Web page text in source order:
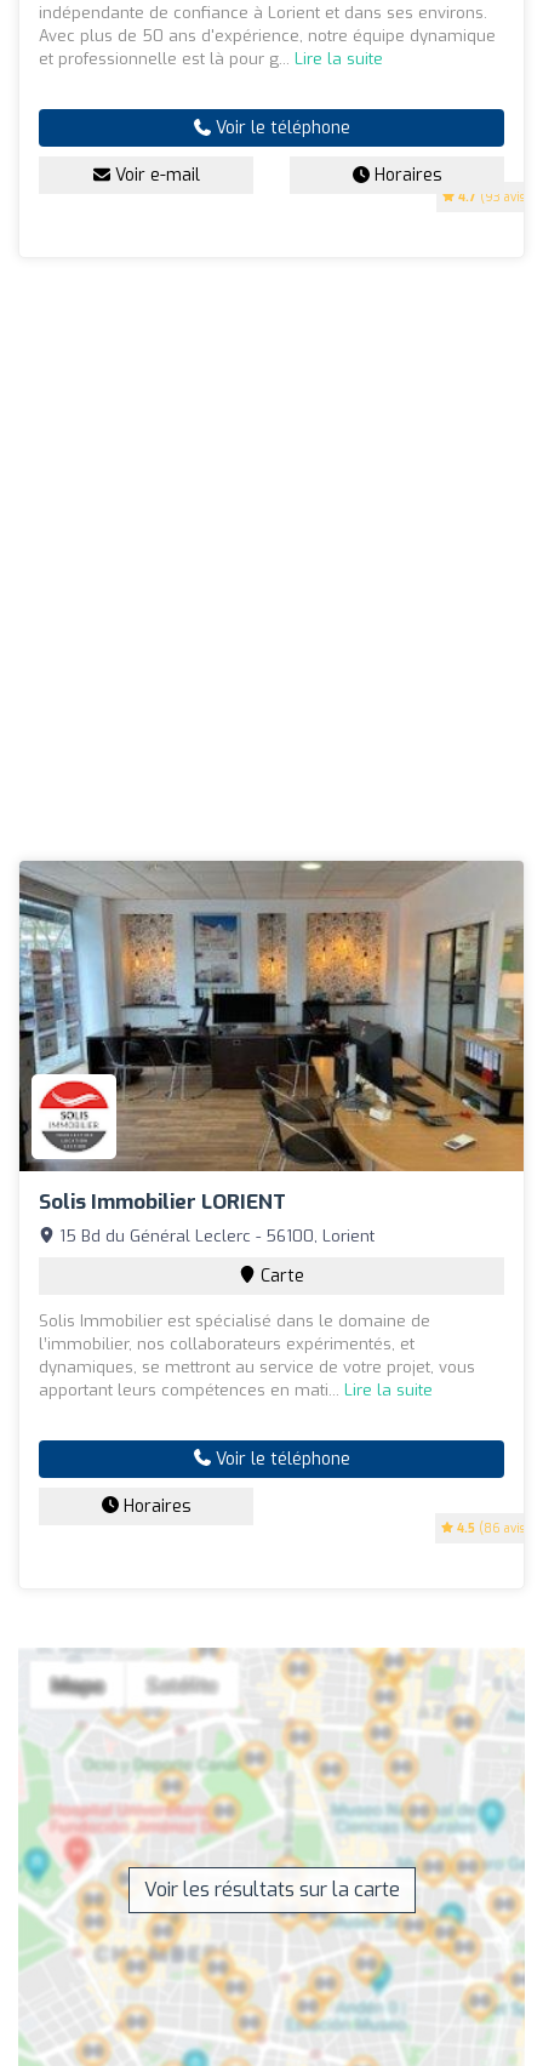
4.7 (93 avis)
indépendante de confiance à Lorient et dans ses environs.
Avec plus de 50 ans d'expérience, notre équipe dynamique
et professionnelle est là pour g... Lire la suite
Voir le téléphone
Voir e-mail Horaires
Solis Immobilier LORIENT
4.5 (86 avis)
15 Bd du Général Leclerc - 56100, Lorient
Carte
Solis Immobilier est spécialisé dans le domaine de
l’immobilier, nos collaborateurs expérimentés, et
dynamiques, se mettront au service de votre projet, vous
apportant leurs compétences en mati... Lire la suite
Voir le téléphone
Horaires
Voir les résultats sur la carte